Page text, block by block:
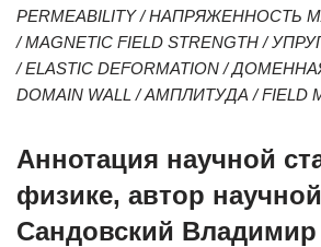
PERMEABILITY / НАПРЯЖЕННОСТЬ
/ MAGNETIC FIELD STRENGTH /
/ ELASTIC DEFORMATION /
DOMAIN WALL / АМПЛИТУДА / FIELD
Аннотация научной
физике, автор
Сандовский